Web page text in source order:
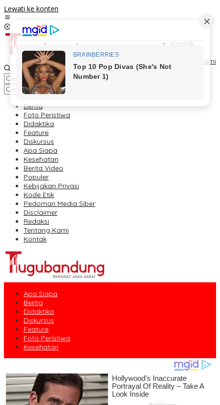
Lewati ke konten
Kontak
Tentang Kami
Berita
Foto Peristiwa
Didaktika
Feature
Diskursus
Apa Siapa
Kesehatan
Berita Video
Populer
Kebijakan Privasi
Kode Etik
Pedoman Media Siber
Disclaimer
Redaksi
Tentang Kami
Kontak
Apa Siapa
Berita
Didaktika
Diskursus
Feature
Foto Peristiwa
Kesehatan